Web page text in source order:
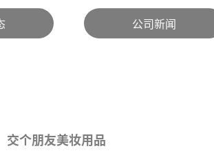
公司新闻
交个朋友美妆用品